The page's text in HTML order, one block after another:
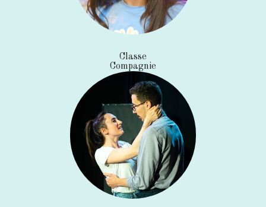
Classe
Compagnie